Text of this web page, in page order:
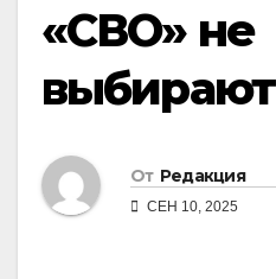
«СВО» не
выбирают
От Редакция
СЕН 10, 2025